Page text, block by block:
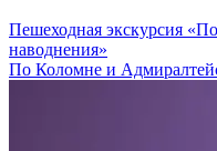
Пешеходная экскурсия
наводнения»
По Коломне и